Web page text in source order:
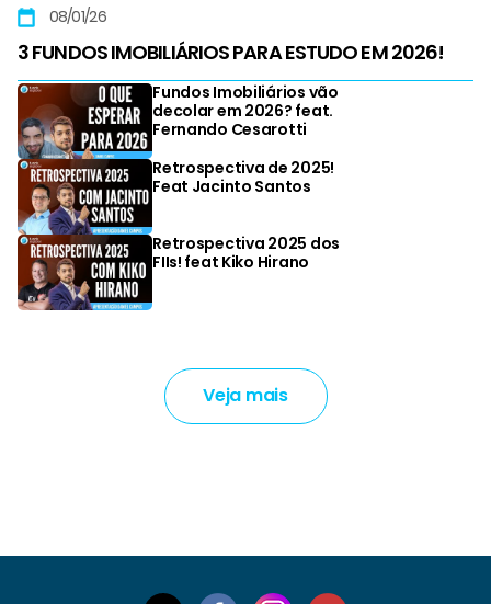
08/01/26
3 FUNDOS IMOBILIÁRIOS PARA ESTUDO EM 2026!
Fundos Imobiliários vão
decolar em 2026? feat.
Fernando Cesarotti
Retrospectiva de 2025!
Feat Jacinto Santos
Retrospectiva 2025 dos
FIIs! feat Kiko Hirano
Veja mais